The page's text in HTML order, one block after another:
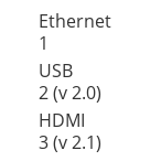
Ethernet
1
USB
2 (v 2.0)
HDMI
3 (v 2.1)